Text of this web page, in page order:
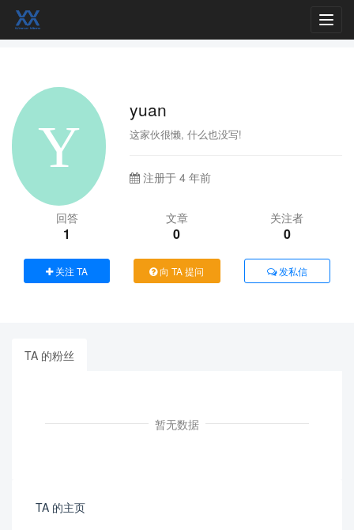
yuan
这家伙很懒, 什么也没写!
注册于 4 年前
回答
1
文章
0
关注者
0
关注 TA 向 TA 提问 发私信
TA 的粉丝
暂无数据
TA 的主页